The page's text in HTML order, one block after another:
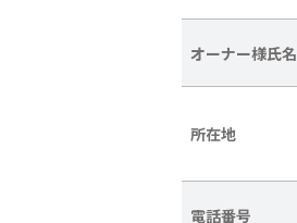
オーナー様氏名
所在地
電話番号